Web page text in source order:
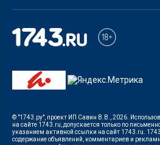
© "1743.ру", проект ИП Савин В.В., 2026.
на сайте 1743.ru, допускается только по
указанием активной ссылки на сайт 1743.ru.
содержание объявлений, комментариев и